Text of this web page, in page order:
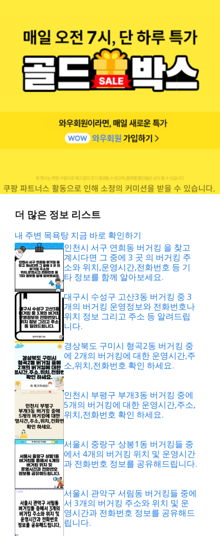
더 많은 정보 리스트
내 주변 목욕탕 지금 바로 확인하기
인천시 서구 연희동 버거킹 을 찾고
계시다면 그 중에 3 곳 의 버거킹 주
소와 위치,운영시간,전화번호 등 기
타 정보를 함께 알아보세요.
대구시 수성구 고산3동 버거킹 중 3
개의 버거킹 운영정보와 전화번호나
위치 정보 그리고 주소 등 알려드립
니다.
경상북도 구미시 형곡2동 버거킹 중
에 2개의 버거킹에 대한 운영시간,주
소,위치,전화번호 확인 하세요.
인천시 부평구 부개3동 버거킹 중에
5개의 버거킹에 대한 운영시간,주소,
위치,전화번호 확인 하세요.
서울시 중랑구 상봉1동 버거킹들 중
에서 4개의 버거킹 위치 및 운영시간
과 전화번호 정보를 공유해드립니다.
서울시 관악구 서림동 버거킹들 중에
서 3개의 버거킹 주소와 위치 및 운
영시간과 전화번호 정보를 공유해드
립니다.